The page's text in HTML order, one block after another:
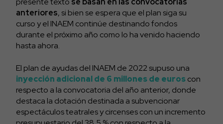
anteriores, si bien se espera que el plan siga su
curso y el INAEM continúe destinando fondos
durante el próximo año como lo ha venido haciendo
hasta ahora.
El plan de ayudas del INAEM de 2022 supuso una
inyección adicional de 6 millones de euroscon
respecto a la convocatoria del año anterior, donde
destaca la dotación destinada a subvencionar
espectáculos teatrales y circenses con un incremento